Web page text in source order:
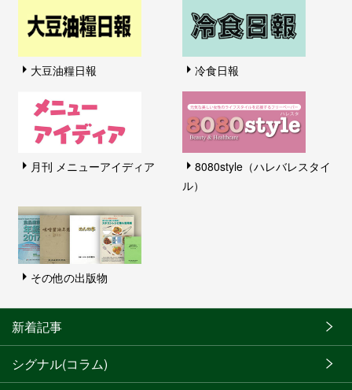
大豆油糧日報 冷食日報
月刊 メニューアイディア
8080style（ハレバレスタイ
ル）
その他の出版物
新着記事
シグナル(コラム)